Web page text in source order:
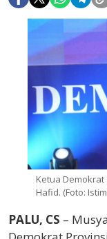
Ketua Demokrat
Hafid. (Foto:
PALU, CS –